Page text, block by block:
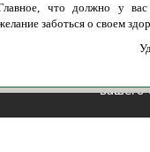
должно у вас быть -
о своем здоровье.
Удачи!
обработка
с нашей
вашего